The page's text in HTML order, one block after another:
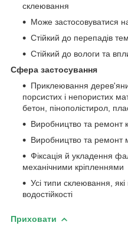
склеювання
Може застосовуватися
Стійкий до перепадів
Стійкий до вологи та
Сфера застосування
Приклеювання
порсистих і непористих
бетон, пінополістирол,
Виробництво та ремонт
Виробництво та ремонт
Фіксація й укладення
механічними кріпленнями
Усі типи склеювання,
водостійкості
Приховати